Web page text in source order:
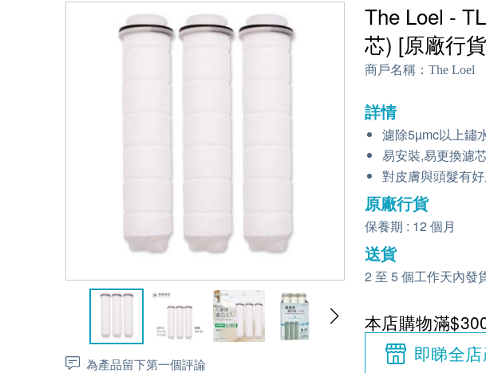
為產品留下第一個評論
The Loel -
芯) [原廠行
商戶名稱： The Loel
詳情
濾除5µmc以上鏽
易安裝,易更換濾
對皮膚與頭髮有
原廠行貨
保養期 : 12 個月
送貨
2 至 5 個工作天內發
本店購物滿
即睇全